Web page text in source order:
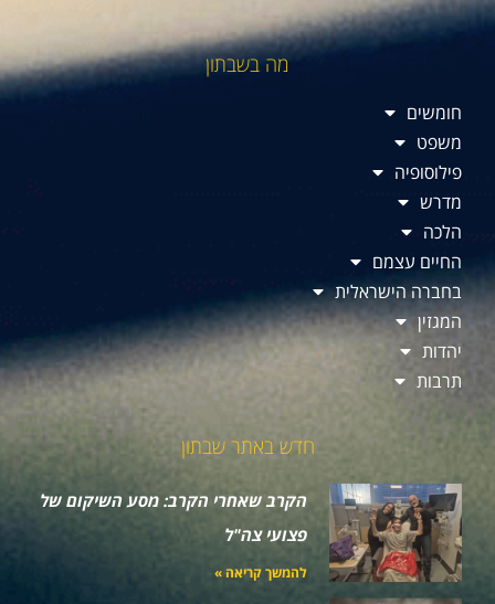
מה בשבתון
חומשים
משפט
פילוסופיה
מדרש
הלכה
החיים עצמם
בחברה הישראלית
המגזין
יהדות
תרבות
חדש באתר שבתון
הקרב שאחרי הקרב: מסע השיקום של
פצועי צה"ל
להמשך קריאה »